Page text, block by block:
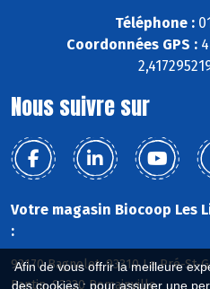
Afin de vous offrir la meilleure
des cookies : pour assurer une
Téléphone :
Coordonnées GPS :
Nous suivre sur
Votre magasin Biocoop Les
:
93170 Bagnolet, 93310 Le Pré-St-
Pantin, 93230 Romainville